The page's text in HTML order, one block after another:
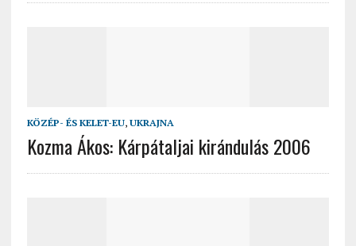
KÖZÉP- ÉS KELET-EU, UKRAJNA
Kozma Ákos: Kárpátaljai kirándulás 2006